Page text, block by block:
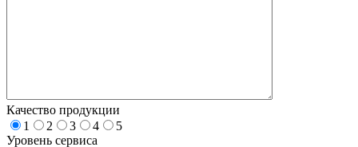
Качество продукции
1
2 3 4
5
Уровень сервиса